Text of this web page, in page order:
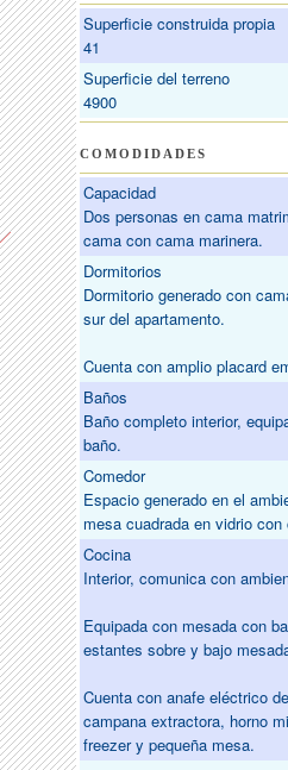
Superficie construida propia
41
Superficie del terreno
4900
COMODIDADES
Capacidad
Dos personas en cama
cama con cama marinera.
Dormitorios
Dormitorio generado con
sur del apartamento.
Cuenta con amplio placard
Baños
Baño completo interior,
baño.
Comedor
Espacio generado en el
mesa cuadrada en vidrio
Cocina
Interior, comunica con
Equipada con mesada con
estantes sobre y bajo
Cuenta con anafe eléctrico
campana extractora, horno
freezer y pequeña mesa.